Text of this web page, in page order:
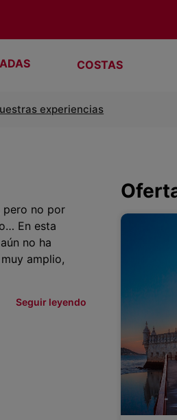
COSTAS
experiencias
pero no por
En esta
no ha
amplio,
Seguir leyendo